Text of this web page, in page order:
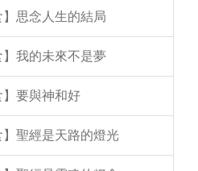
思念人生的結局
我的未來不是夢
要與神和好
聖經是天路的燈光